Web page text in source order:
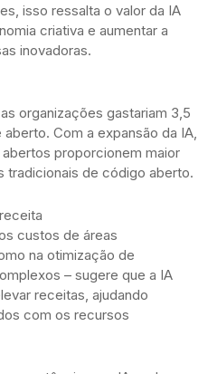
isso ressalta o valor da IA
criativa e aumentar a
inovadoras.
organizações gastariam 3,5
Com a expansão da IA,
proporcionem maior
tradicionais de código aberto.
custos de áreas
na otimização de
– sugere que a IA
receitas, ajudando
com os recursos